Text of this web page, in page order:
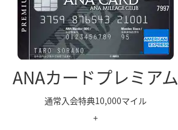
ANAカードプレミアム
通常入会特典10,000マイル
+